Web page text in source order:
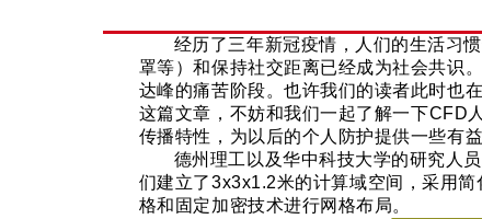
经历了三年新冠疫情，人们的生活习
罩等）和保持社交距离已经成为社会共识
达峰的痛苦阶段。也许我们的读者此时也
这篇文章，不妨和我们一起了解一下CFD
传播特性，为以后的个人防护提供一些有益
德州理工以及华中科技大学的研究人
们建立了3x3x1.2米的计算域空间，采用简
格和固定加密技术进行网格布局。